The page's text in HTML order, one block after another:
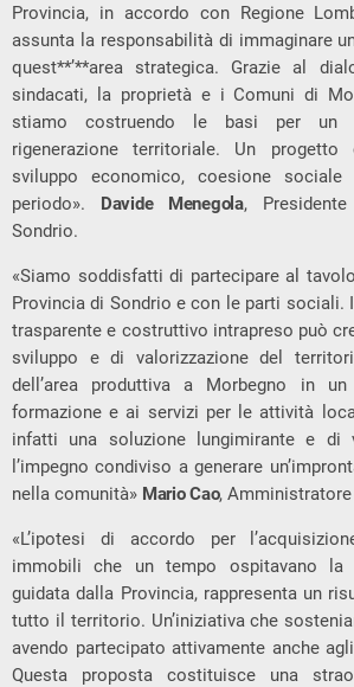
Provincia, in accordo con Regione
assunta la responsabilità di immaginare
quest**’**area strategica. Grazie al
sindacati, la proprietà e i Comuni di
stiamo costruendo le basi per un
rigenerazione territoriale. Un progetto
sviluppo economico, coesione
periodo». Davide Menegola,
Sondrio.
«Siamo soddisfatti di partecipare al
Provincia di Sondrio e con le parti sociali.
trasparente e costruttivo intrapreso può
sviluppo e di valorizzazione del
dell’area produttiva a Morbegno in
formazione e ai servizi per le attività
infatti una soluzione lungimirante e di
l’impegno condiviso a generare
nella comunità» Mario Cao,
«L’ipotesi di accordo per
immobili che un tempo ospitavano la
guidata dalla Provincia, rappresenta un
tutto il territorio. Un’iniziativa che
avendo partecipato attivamente anche
Questa proposta costituisce una